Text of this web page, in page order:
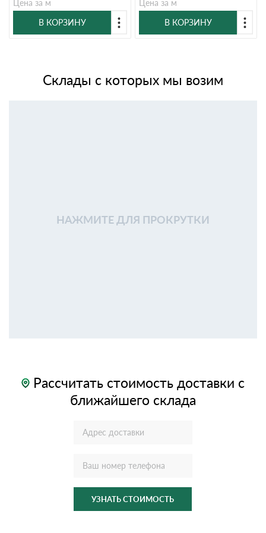
Цена за м
В КОРЗИНУ
Цена за м
В КОРЗИНУ
Склады с которых мы возим
НАЖМИТЕ ДЛЯ ПРОКРУТКИ
Рассчитать стоимость доставки с
ближайшего склада
УЗНАТЬ СТОИМОСТЬ